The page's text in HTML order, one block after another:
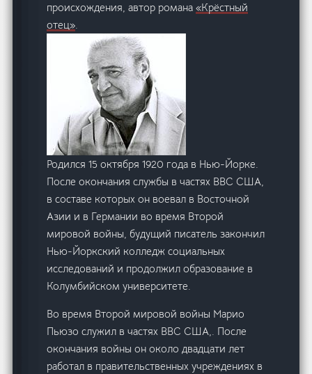
происхождения, автор романа«Крёстный
отец».
Родился 15 октября 1920 года в Нью-Йорке.
После окончания службы в частях ВВС США,
в составе которых он воевал в Восточной
Азии и в Германии во время Второй
мировой войны, будущий писатель закончил
Нью-Йоркский колледж социальных
исследований и продолжил образование в
Колумбийском университете.
Во время Второй мировой войны Марио
Пьюзо служил в частях ВВС США,. После
окончания войны он около двадцати лет
работал в правительственных учреждениях в